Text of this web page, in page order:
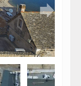
